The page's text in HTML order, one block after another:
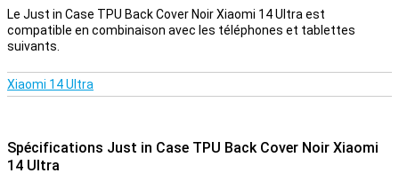
parfaitement à votre Xiaomi 14 Ultra. Des découpes sont
également prévues pour l'appareil photo, les ports et les boutons,
afin que vous puissiez utiliser toutes les fonctions normalement.
rayures, des fissures et de la saleté.
Le Just in Case TPU Back Cover Noir Xiaomi 14 Ultra est
compatible en combinaison avec les téléphones et tablettes
suivants.
Xiaomi 14 Ultra
Spécifications Just in Case TPU Back Cover Noir Xiaomi
14 Ultra